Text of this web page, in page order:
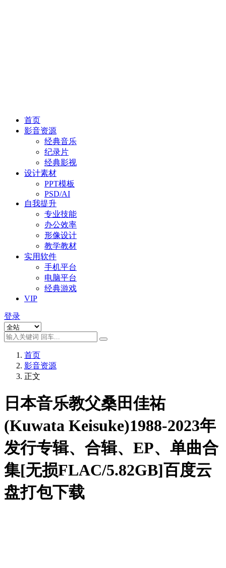
首页
影音资源
经典音乐
纪录片
经典影视
设计素材
PPT模板
PSD/AI
自我提升
专业技能
办公效率
形像设计
教学教材
实用软件
手机平台
电脑平台
经典游戏
VIP
登录
首页
影音资源
正文
日本音乐教父桑田佳祐
(Kuwata Keisuke)1988-2023年
发行专辑、合辑、EP、单曲合
集[无损FLAC/5.82GB]百度云
盘打包下载